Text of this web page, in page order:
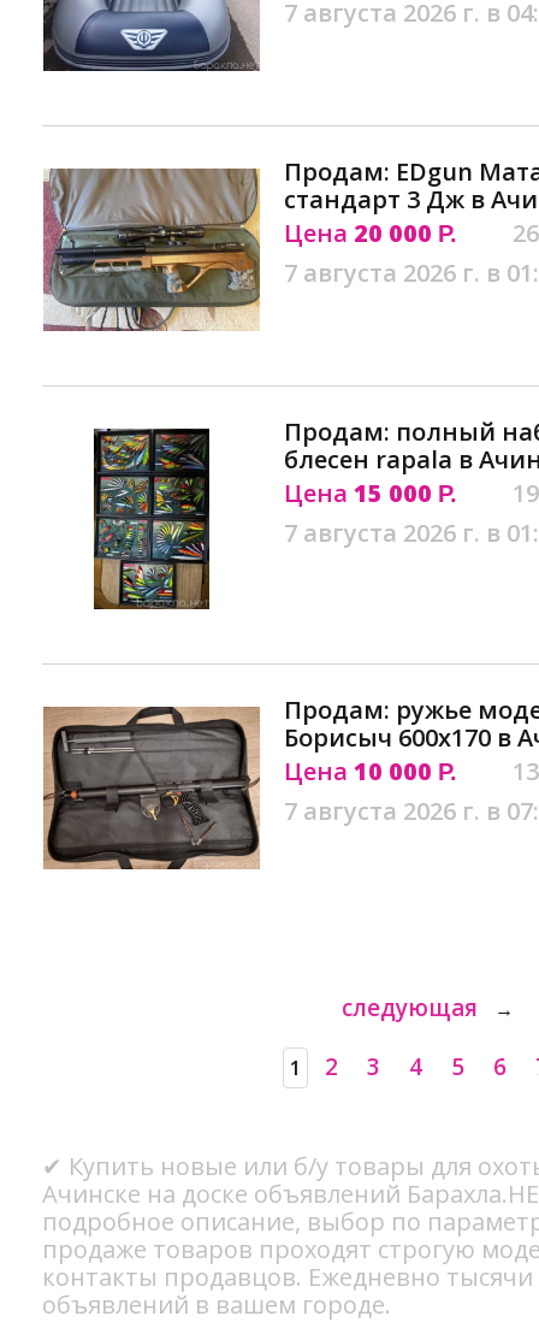
7 августа 2026 г. в
Продам: EDgun
стандарт 3 Дж в
Цена 20 000 Р.
7 августа 2026 г. в
Продам: полный
блесен rapala в
Цена 15 000 Р.
7 августа 2026 г. в
Продам: ружье
Борисыч 600х170 в
Цена 10 000 Р.
7 августа 2026 г. в
следующая →
1 2 3 4 5 6
✔ Купить новые или б/у товары для
Ачинске на доске объявлений
подробное описание, выбор по
продаже товаров проходят строгую
контакты продавцов. Ежедневно
объявлений в вашем городе.